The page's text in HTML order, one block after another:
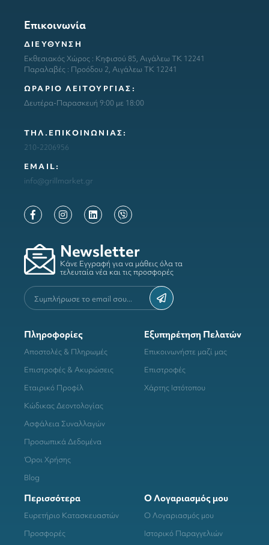
Επικοινωνία
ΔΙΕΥΘΥΝΣΗ
Εκθεσιακός Χώρος : Κηφισού 85, Αιγάλεω ΤΚ 12241
Παραλαβές : Προόδου 2, Αιγάλεω ΤΚ 12241
ΩΡΑΡΙΟ ΛΕΙΤΟΥΡΓΙΑΣ:
Δευτέρα-Παρασκευή 9:00 με 18:00
ΤΗΛ.ΕΠΙΚΟΙΝΩΝΙΑΣ:
210-2206956
ΕΜΑΙL:
info@grillmarket.gr
Newsletter
Κάνε Εγγραφή για να μάθεις όλα τα
τελευταία νέα και τις προσφορές
Πληροφορίες
Αποστολές & Πληρωμές
Επιστροφές & Ακυρώσεις
Εταιρικό Προφίλ
Κώδικας Δεοντολογίας
Ασφάλεια Συναλλαγών
Προσωπικά Δεδομένα
Όροι Χρήσης
Blog
Εξυπηρέτηση Πελατών
Επικοινωνήστε μαζί μας
Επιστροφές
Χάρτης Ιστότοπου
Περισσότερα
Ευρετήριο Κατασκευαστών
Προσφορές
Ο Λογαριασμός μου
Ο Λογαριασμός μου
Ιστορικό Παραγγελιών